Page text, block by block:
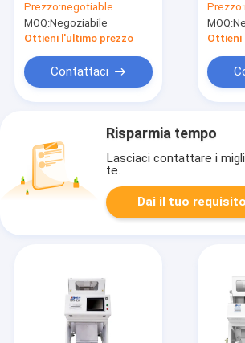
garanzia con la
telecamera CCD
Prezzo:negotiable
MOQ:Negoziabile
Ottieni l'ultimo prezzo
Contattaci
di
la
Prezzo:
MOQ:
Ottieni
Risparmia tempo
Lasciaci contattare i
te.
Dai il tuo requisito